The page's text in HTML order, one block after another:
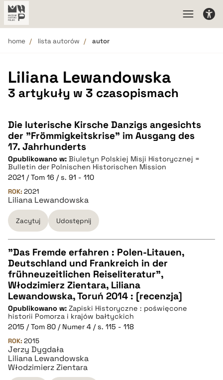
home lista autorów autor
Liliana Lewandowska
3 artykuły w 3 czasopismach
Die luterische Kirsche Danzigs angesichts
der "Frömmigkeitskrise" im Ausgang des
17. Jahrhunderts
Opublikowano w: Biuletyn Polskiej Misji Historycznej =
Bulletin der Polnischen Historischen Mission
2021 / Tom 16 / s. 91 - 110
ROK: 2021
Liliana Lewandowska
Zacytuj Udostępnij
CZYSTY TEKST
pobierz cytat
BIBTEX
pobierz cytat
"Das Fremde erfahren : Polen-Litauen,
Deutschland und Frankreich in der
frühneuzeitlichen Reiseliteratur",
Włodzimierz Zientara, Liliana
Lewandowska, Toruń 2014 : [recenzja]
Opublikowano w: Zapiski Historyczne : poświęcone
historii Pomorza i krajów bałtyckich
2015 / Tom 80 / Numer 4 / s. 115 - 118
ROK: 2015
Jerzy Dygdała
Liliana Lewandowska
Włodzimierz Zientara